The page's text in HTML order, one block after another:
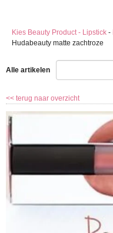
Kies Beauty Product - Lipstick -
Hudabeauty matte zachtroze
Alle artikelen
<< terug naar overzicht